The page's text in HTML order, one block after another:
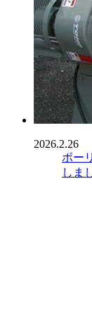
2026.2.26
ボー
しま